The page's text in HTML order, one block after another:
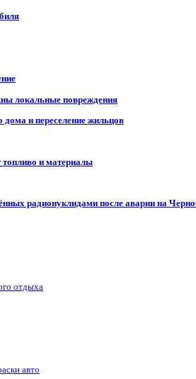
локальные повреждения
дома и переселение жильцов
топливо и материалы
радионуклидами после аварии на
отдыха
авто